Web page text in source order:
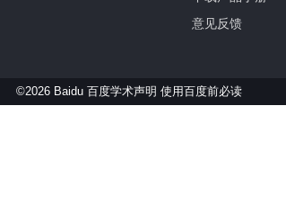
意见反馈
©2026 Baidu 百度学术声明 使用百度前必读